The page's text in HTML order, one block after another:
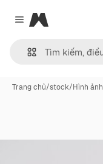
Close menu
Magnific
Trang chủ/stock/Hình ảnh